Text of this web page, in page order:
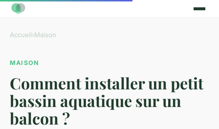
Accueil›Maison
MAISON
Comment installer un petit
bassin aquatique sur un
balcon ?